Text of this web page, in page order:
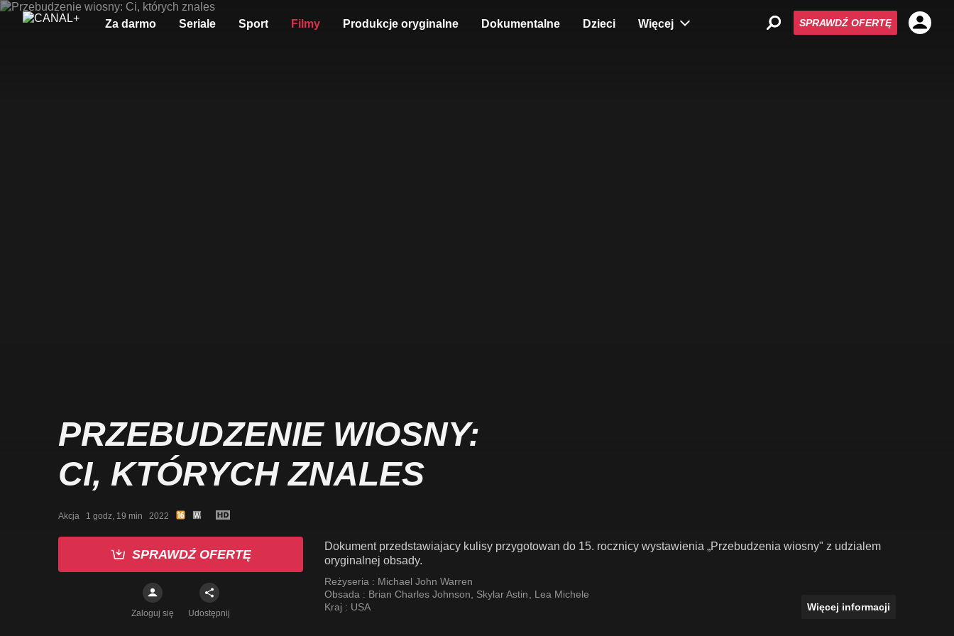
Za darmo Seriale Sport Filmy Produkcje oryginalne Dokumentalne Dzieci Więcej SPRAWDŹ OFERTĘ
PRZEBUDZENIE WIOSNY:
CI, KTÓRYCH ZNALES
Akcja   1 godz, 19 min   2022
SPRAWDŹ OFERTĘ
Zaloguj się Udostępnij
Dokument przedstawiajacy kulisy przygotowan do 15. rocznicy wystawienia „Przebudzenia wiosny" z udzialem
oryginalnej obsady.
Reżyseria : Michael John Warren
Obsada : Brian Charles Johnson Skylar Astin
Lea Michele
Kraj : USA Więcej informacji